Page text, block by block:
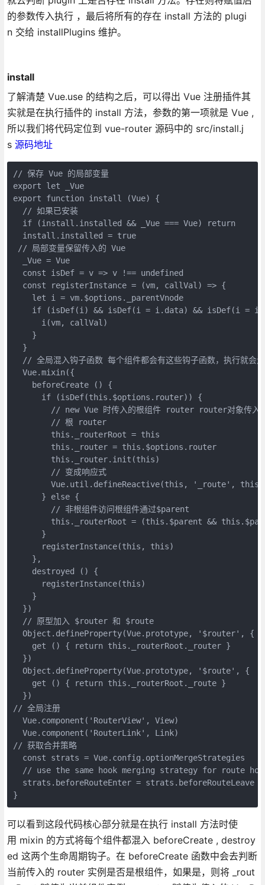
的参数传入执行 ，最后将所有的存在 install 方法的 plugi
n 交给 installPlugins 维护。
install
了解清楚 Vue.use 的结构之后，可以得出 Vue 注册插件其
实就是在执行插件的 install 方法，参数的第一项就是 Vue ,
所以我们将代码定位到 vue-router 源码中的 src/install.j
s 源码地址
// 保存 Vue 的局部变量
export let _Vue
export function install (Vue) {
  // 如果已安装
  if (install.installed && _Vue === Vue) return
  install.installed = true
// 局部变量保留传入的 Vue
  _Vue = Vue
  const isDef = v => v !== undefined
  const registerInstance = (vm, callVal) => {
    let i = vm.$options._parentVnode
if (isDef(i) && isDef(i = i.data) && isDef(i =
      i(vm, callVal)
    }
  }
// 全局混入钩子函数 每个组件都会有这些钩子函数，执行就会
  Vue.mixin({
    beforeCreate () {
      if (isDef(this.$options.router)) {
// new Vue 时传入的根组件 router router对象传
        // 根 router
        this._routerRoot = this
        this._router = this.$options.router
        this._router.init(this)
        // 变成响应式
Vue.util.defineReactive(this, '_route',
      } else {
        // 非根组件访问根组件通过$parent
this._routerRoot = (this.$parent &&
      }
      registerInstance(this, this)
    },
    destroyed () {
      registerInstance(this)
    }
  })
  // 原型加入 $router 和 $route
  Object.defineProperty(Vue.prototype, '$router', {
    get () { return this._routerRoot._router }
  })
  Object.defineProperty(Vue.prototype, '$route', {
    get () { return this._routerRoot._route }
  })
// 全局注册
  Vue.component('RouterView', View)
  Vue.component('RouterLink', Link)
// 获取合并策略
  const strats = Vue.config.optionMergeStrategies
// use the same hook merging strategy for route
strats.beforeRouteEnter = strats.beforeRouteLeave
}
可以看到这段代码核心部分就是在执行 install 方法时使
用 mixin 的方式将每个组件都混入 beforeCreate , destroy
ed 这两个生命周期钩子。在 beforeCreate 函数中会去判断
当前传入的 router 实例是否是根组件，如果是，则将 _rout